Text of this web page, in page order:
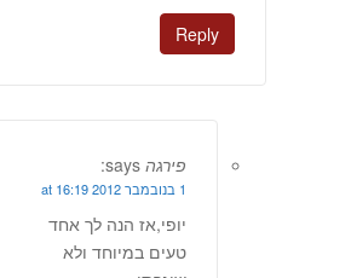
Reply
פירגה says:
1 בנובמבר 2012 at 16:19
יופי,אז הנה לך אחד
טעים במיוחד ולא